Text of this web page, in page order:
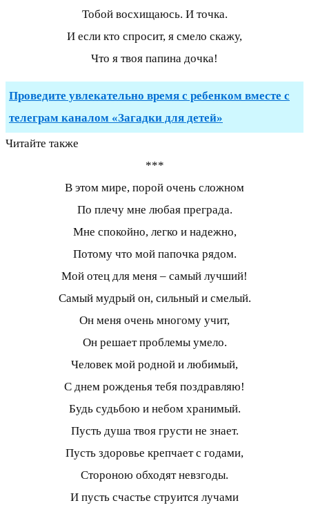
Тобой восхищаюсь. И точка.
И если кто спросит, я смело скажу,
Что я твоя папина дочка!
Проведите увлекательно время с ребенком вместе с
телеграм каналом «Загадки для детей»
Читайте также
***
В этом мире, порой очень сложном
По плечу мне любая преграда.
Мне спокойно, легко и надежно,
Потому что мой папочка рядом.
Мой отец для меня – самый лучший!
Самый мудрый он, сильный и смелый.
Он меня очень многому учит,
Он решает проблемы умело.
Человек мой родной и любимый,
С днем рожденья тебя поздравляю!
Будь судьбою и небом хранимый.
Пусть душа твоя грусти не знает.
Пусть здоровье крепчает с годами,
Стороною обходят невзгоды.
И пусть счастье струится лучами